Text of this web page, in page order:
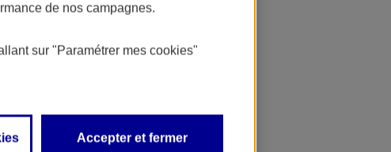
de nos campagnes.
sur "Paramétrer mes cookies"
Accepter et fermer